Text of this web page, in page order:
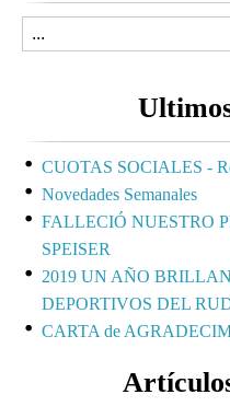
CUOTAS SOCIALES -
Novedades Semanales
FALLECIÓ NUESTRO
SPEISER
2019 UN AÑO
DEPORTIVOS DEL
CARTA de